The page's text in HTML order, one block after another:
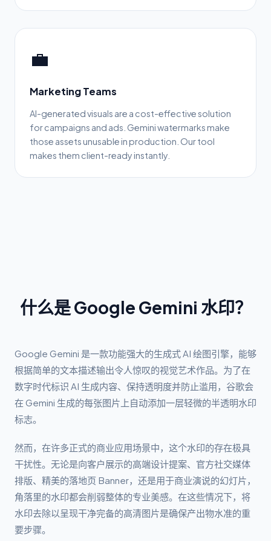
💼
Marketing Teams
AI-generated visuals are a cost-effective solution
for campaigns and ads. Gemini watermarks make
those assets unusable in production. Our tool
makes them client-ready instantly.
什么是 Google Gemini 水印？
Google Gemini 是一款功能强大的生成式 AI 绘图引擎，能够
根据简单的文本描述输出令人惊叹的视觉艺术作品。为了在
数字时代标识 AI 生成内容、保持透明度并防止滥用，谷歌会
在 Gemini 生成的每张图片上自动添加一层轻微的半透明水印
标志。
然而，在许多正式的商业应用场景中，这个水印的存在极具
干扰性。无论是向客户展示的高端设计提案、官方社交媒体
排版、精美的落地页 Banner，还是用于商业演说的幻灯片，
角落里的水印都会削弱整体的专业美感。在这些情况下，将
水印去除以呈现干净完备的高清图片是确保产出物水准的重
要步骤。